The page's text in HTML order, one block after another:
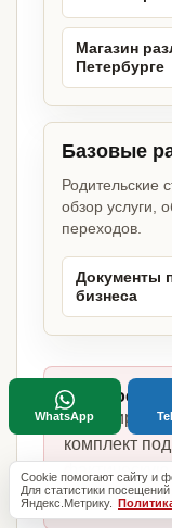
Магазин
Петербурге
Базовые
Родительские
обзор услуги,
переходов.
Документы
бизнеса
Главное
не копируем
комплект
помещение
Cookie помогают сайту и
Для статистики
Яндекс.Метрику.
WhatsApp